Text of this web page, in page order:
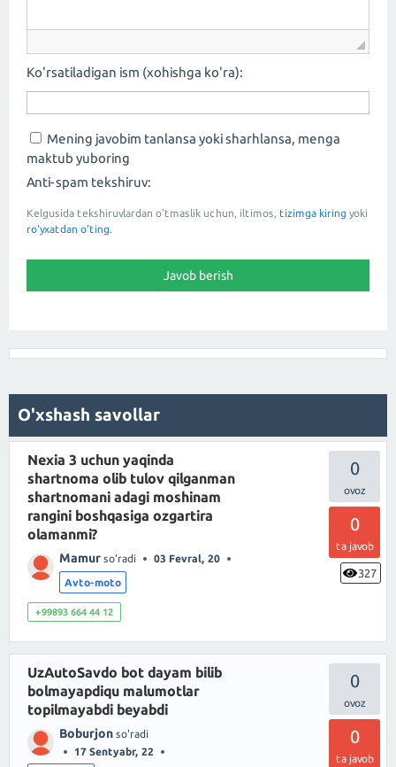
Ko'rsatiladigan ism (xohishga ko'ra):
Mening javobim tanlansa yoki sharhlansa, menga
maktub yuboring
Anti-spam tekshiruv:
Kelgusida tekshiruvlardan o'tmaslik uchun, iltimos, tizimga kiring yoki
ro'yxatdan o'ting.
O'xshash savollar
0
0
ta javob
327
Nexia 3 uchun yaqinda
shartnoma olib tulov qilganman
shartnomani adagi moshinam
rangini boshqasiga ozgartira
olamanmi?
Mamur so'radi 03 Fevral, 20
Avto-moto
+99893 664 44 12
0
0
ta javob
UzAutoSavdo bot dayam bilib
bolmayapdiqu malumotlar
topilmayabdi beyabdi
Boburjon so'radi
17 Sentyabr, 22